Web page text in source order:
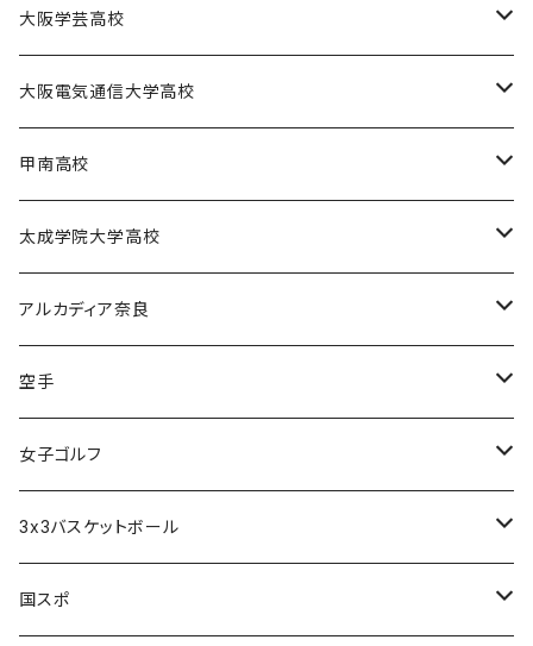
天理大学女子ハンドボール部
法政大学バスケットボール部
大阪学芸高校
大阪学芸高校バスケットボール部
大阪電気通信大学高校
電通高硬式野球部
電通高男子バスケットボール部
甲南高校
甲南高校男子バスケットボール部
甲南高校野球部
太成学院大学高校
太成学院高校男子バスケットボール部
アルカディア奈良
アルカディア奈良 - 公式グッズ -
アルカディア奈良 - ファンクラブ入会 -
空手
橋本大夢
女子ゴルフ
久世 夏乃香
3x3バスケットボール
奈良グレートブッターズ
国スポ